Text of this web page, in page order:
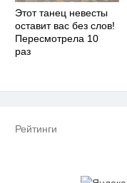
Этот танец невесты
оставит вас без слов!
Пересмотрела 10
раз
Рейтинги